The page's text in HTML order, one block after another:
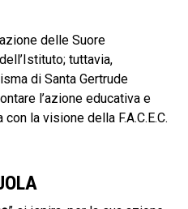
delle Suore
tuttavia,
di Santa Gertrude
l’azione educativa e
la visione della F.A.C.E.C.